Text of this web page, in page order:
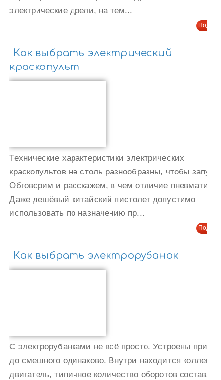
электрические дрели, на тем...
Как выбрать электрический
краскопульт
Технические характеристики электрических
краскопультов не столь разнообразны, чтобы
Обговорим и расскажем, в чем отличие
Даже дешёвый китайский пистолет допустимо
использовать по назначению пр...
Как выбрать электрорубанок
С электрорубанками не всё просто. Устроены
до смешного одинаково. Внутри находится
двигатель, типичное количество оборотов